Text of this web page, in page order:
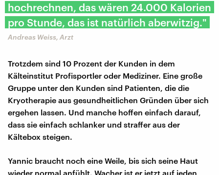
hochrechnen, das wären 24.000 Kalorien
pro Stunde, das ist natürlich aberwitzig."
Andreas Weiss, Arzt
Trotzdem sind 10 Prozent der Kunden in dem
Kälteinstitut Profisportler oder Mediziner. Eine große
Gruppe unter den Kunden sind Patienten, die die
Kryotherapie aus gesundheitlichen Gründen über sich
ergehen lassen. Und manche hoffen einfach darauf,
dass sie einfach schlanker und straffer aus der
Kältebox steigen.
Yannic braucht noch eine Weile, bis sich seine Haut
wieder normal anfühlt. Wacher ist er jetzt auf jeden